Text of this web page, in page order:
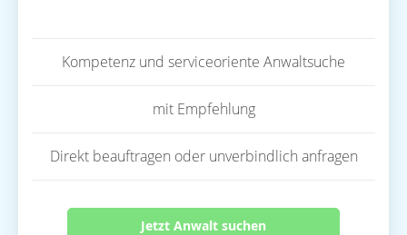
Kompetenz und serviceoriente Anwaltsuche
mit Empfehlung
Direkt beauftragen oder unverbindlich anfragen
Jetzt Anwalt suchen